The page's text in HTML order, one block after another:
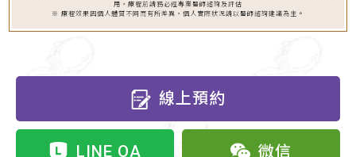
用，療程前請務必經專業醫師諮詢及評估
※ 療程效果因個人體質不同而有所差異，個人實際狀況請以醫師諮詢建議為主。
線上預約
LINE OA 微信